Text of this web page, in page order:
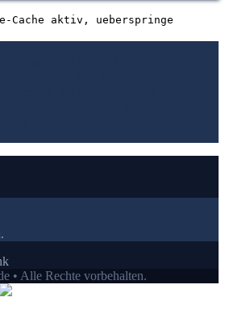
Cache aktiv, ueberspringe
• Alle Rechte vorbehalten.